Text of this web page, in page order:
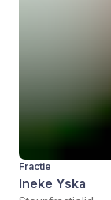
Fractie
Ineke Yska